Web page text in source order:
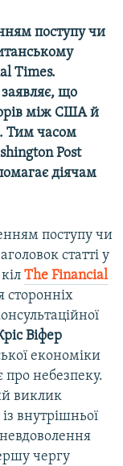
поступу чи
Times.
що
між США й
Тим часом
Post
діячам
поступу чи
статті у
The Financial
сторонніх
Віфер
економіки
про небезпеку.
виклик
внутрішньої
чергу